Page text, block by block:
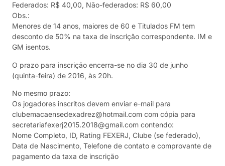
Federados: R$ 40,00, Não-federados: R$ 60,00
Obs.:
Menores de 14 anos, maiores de 60 e Titulados FM tem
desconto de 50% na taxa de inscrição correspondente. IM e
GM isentos.
O prazo para inscrição encerra-se no dia 30 de junho
(quinta-feira) de 2016, às 20h.
No mesmo prazo:
Os jogadores inscritos devem enviar e-mail para
clubemacaensedexadrez@hotmail.com com cópia para
secretariafexerj2015.2018@gmail.com contendo:
Nome Completo, ID, Rating FEXERJ, Clube (se federado),
Data de Nascimento, Telefone de contato e comprovante de
pagamento da taxa de inscrição